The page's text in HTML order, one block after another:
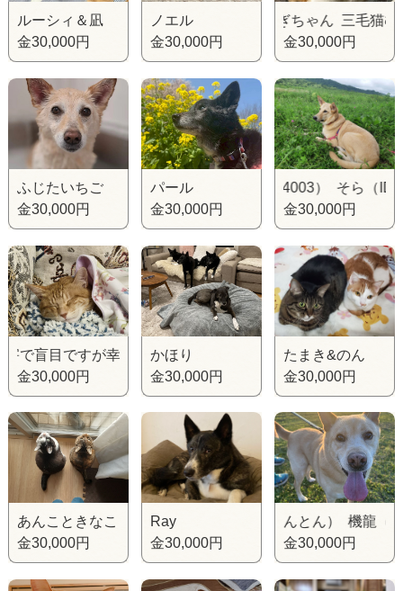
ルーシィ＆凪
金30,000円
ノエル
金30,000円
三毛猫むぎちゃん 三毛猫むぎち
金30,000円
ふじたいちご
金30,000円
パール
金30,000円
そら（ID4003） そら（
金30,000円
が幸せ！ ヘレンちゃん、視覚障害で盲目ですが幸せ！ ヘ
金30,000円
かほり
金30,000円
たまき&のん
金30,000円
あんこときなこ
金30,000円
Ray
金30,000円
機龍（元きんとん） 機龍（元き
金30,000円